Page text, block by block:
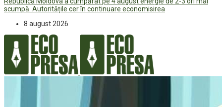
scumpă. Autoritățile cer în continuare economisirea
8 august 2026